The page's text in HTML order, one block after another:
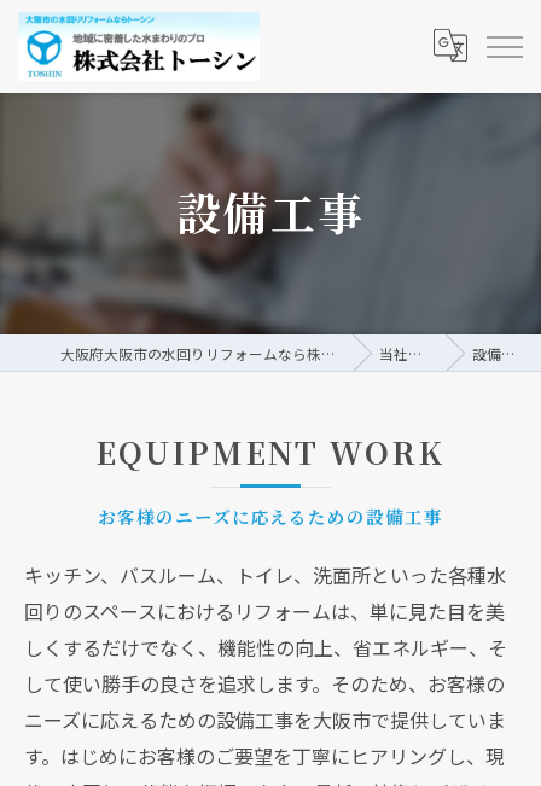
設備工事
大阪府大阪市の水回りリフォームなら株式会社トーシン 当社の特徴 設備工事
お客様のニーズに応えるための設備工事
EQUIPMENT WORK
キッチン、バスルーム、トイレ、洗面所といった各種水
回りのスペースにおけるリフォームは、単に見た目を美
しくするだけでなく、機能性の向上、省エネルギー、そ
して使い勝手の良さを追求します。そのため、お客様の
ニーズに応えるための設備工事を大阪市で提供していま
す。はじめにお客様のご要望を丁寧にヒアリングし、現